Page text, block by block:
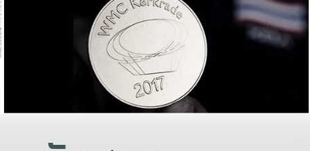
ย่างยั่งยืน
ภาพกว้าง
าจุดเล็กๆ
และผลักดันในการใช้ระบบส
เพื่อการทำงานแ